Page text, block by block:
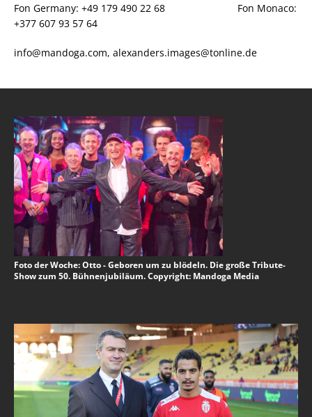
Fon Germany: +49 179 490 22 68 Fon Monaco:
+377 607 93 57 64
info@mandoga.com, alexanders.images@tonline.de
Foto der Woche: Otto - Geboren um zu blödeln. Die große Tribute-
Show zum 50. Bühnenjubiläum. Copyright: Mandoga Media